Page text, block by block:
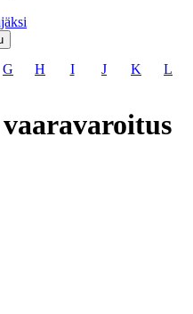
G H I J K L